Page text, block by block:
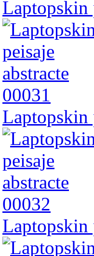
Laptopskin
Laptopskin
Laptopskin